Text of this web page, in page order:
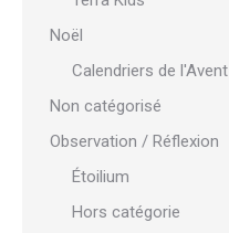
Noël
Calendriers de l'Avent
Non catégorisé
Observation / Réflexion
Étoilium
Hors catégorie